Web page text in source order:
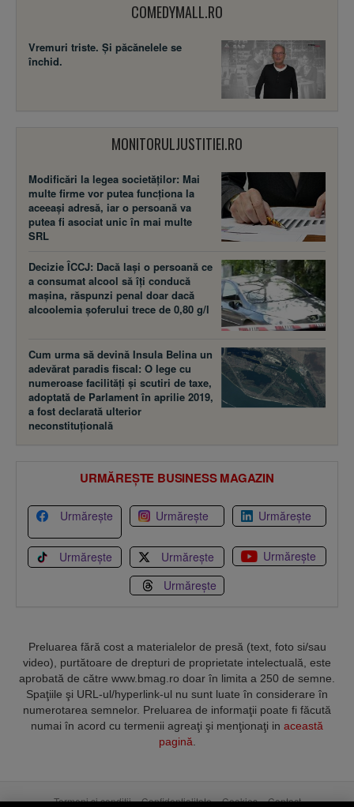
COMEDYMALL.RO
Vremuri triste. Şi păcănelele se
închid.
MONITORULJUSTITIEI.RO
Modificări la legea societăţilor: Mai
multe firme vor putea funcţiona la
aceeaşi adresă, iar o persoană va
putea fi asociat unic în mai multe
SRL
Decizie ÎCCJ: Dacă laşi o persoană ce
a consumat alcool să îţi conducă
maşina, răspunzi penal doar dacă
alcoolemia şoferului trece de 0,80 g/l
Cum urma să devină Insula Belina un
adevărat paradis fiscal: O lege cu
numeroase facilităţi şi scutiri de taxe,
adoptată de Parlament în aprilie 2019,
a fost declarată ulterior
neconstituţională
URMĂREȘTE BUSINESS MAGAZIN
Urmărește Urmărește Urmărește
Urmărește Urmărește
Urmărește
Urmărește
Preluarea fără cost a materialelor de presă (text, foto si/sau
video), purtătoare de drepturi de proprietate intelectuală, este
aprobată de către www.bmag.ro doar în limita a 250 de semne.
Spaţiile şi URL-ul/hyperlink-ul nu sunt luate în considerare în
numerotarea semnelor. Preluarea de informaţii poate fi făcută
numai în acord cu termenii agreaţi şi menţionaţi in această
pagină.
Termeni și condiții Confidențialitate Cookies Contact